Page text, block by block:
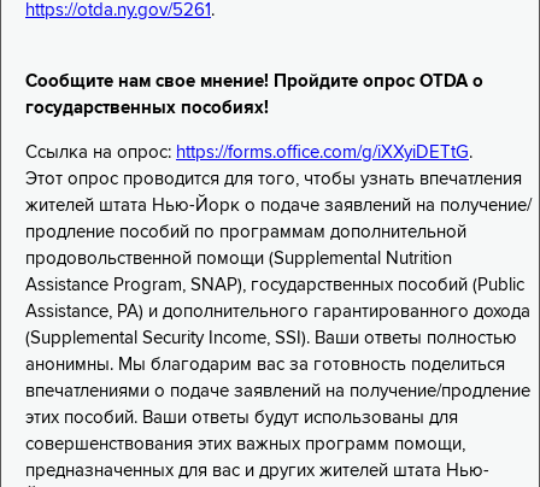
https://otda.ny.gov/5261 .
Сообщите нам свое мнение! Пройдите опрос OTDA о
государственных пособиях!
Ссылка на опрос: https://forms.office.com/g/iXXyiDETtG.
Этот опрос проводится для того, чтобы узнать впечатления
жителей штата Нью-Йорк о подаче заявлений на получение/
продление пособий по программам дополнительной
продовольственной помощи (Supplemental Nutrition
Assistance Program, SNAP), государственных пособий (Public
Assistance, PA) и дополнительного гарантированного дохода
(Supplemental Security Income, SSI). Ваши ответы полностью
анонимны. Мы благодарим вас за готовность поделиться
впечатлениями о подаче заявлений на получение/продление
этих пособий. Ваши ответы будут использованы для
совершенствования этих важных программ помощи,
предназначенных для вас и других жителей штата Нью-